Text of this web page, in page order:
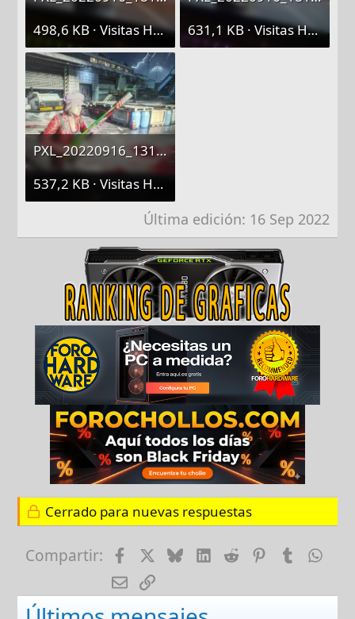
498,6 KB · Visitas Hoy: 1
631,1 KB · Visitas Hoy: 1
PXL_20220916_131751516.webp
537,2 KB · Visitas Hoy: 1
Última edición: 16 Sep 2022
Cerrado para nuevas respuestas
Compartir: FacebookBlueskyLinkedIn
RedditPinterest
Tumblr
E-mailEnlace